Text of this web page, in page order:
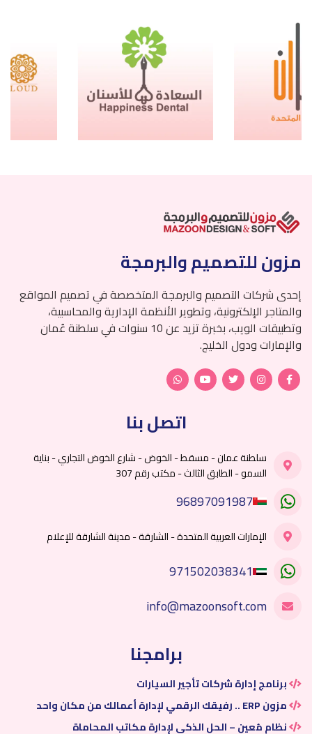
مزون للتصميم والبرمجة
إحدى شركات التصميم والبرمجة المتخصصة في تصميم المواقع
والمتاجر الإلكترونية، وتطوير الأنظمة الإدارية والمحاسبية،
اتصل بنا
السمو - الطابق الثالث - مكتب رقم 307
96897091987
الإمارات العربية المتحدة - الشارقة - مدينة الشارقة للإعلام
info@mazoonsoft.com
برامجنا